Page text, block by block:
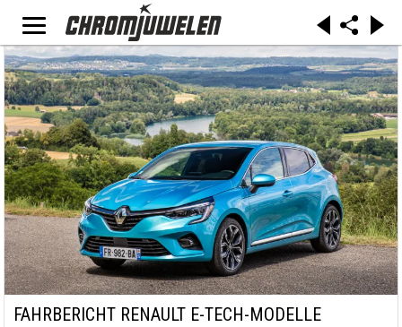
FAHRBERICHT RENAULT E-TECH-MODELLE